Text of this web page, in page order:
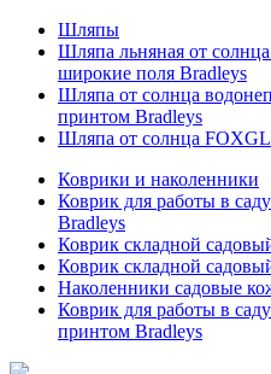
Шляпы
Шляпа льняная от
широкие поля Bradleys
Шляпа от солнца
принтом Bradleys
Шляпа от солнца
Коврики и наколенники
Коврик для работы в
Bradleys
Коврик складной
Коврик складной
Наколенники садовые
Коврик для работы в
принтом Bradleys